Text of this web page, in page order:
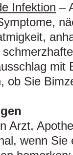
Infektion –
mit
ob Sie
Arzt,
wenn